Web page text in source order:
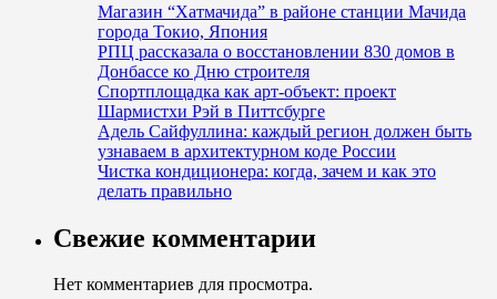
Магазин “Хатмачида” в районе станции Мачида
города Токио, Япония
РПЦ рассказала о восстановлении 830 домов в
Донбассе ко Дню строителя
Спортплощадка как арт-объект: проект
Шармистхи Рэй в Питтсбурге
Адель Сайфуллина: каждый регион должен быть
узнаваем в архитектурном коде России
Чистка кондиционера: когда, зачем и как это
делать правильно
Свежие комментарии
Нет комментариев для просмотра.